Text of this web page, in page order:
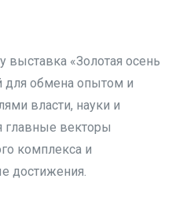
выставка «Золотая осень
для обмена опытом и
власти, науки и
главные векторы
комплекса и
достижения.